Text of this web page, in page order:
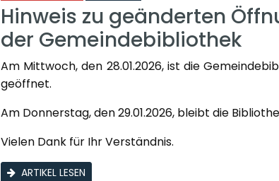
Hinweis zu geänderten
der Gemeindebibliothek
Am Mittwoch, den 28.01.2026, ist die
geöffnet.
Am Donnerstag, den 29.01.2026, bleibt die
Vielen Dank für Ihr Verständnis.
ARTIKEL LESEN